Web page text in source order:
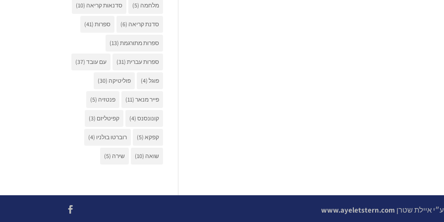
מלחמה (5) סדנאות קריאה (10)
סדנת קריאה (6) ספרות (41)
ספרות מתורגמת (13)
ספרות עברית (31) עם עובד (37)
פוגל (4) פוליטיקה (30)
פייר מנאר (11) פנטזיה (5)
קונונסנס (4) קפיטליזם (3)
קפקא (5) רוברטו בולניו (4)
שואה (10) שירה (5)
איילת שטרן www.ayeletstern.com